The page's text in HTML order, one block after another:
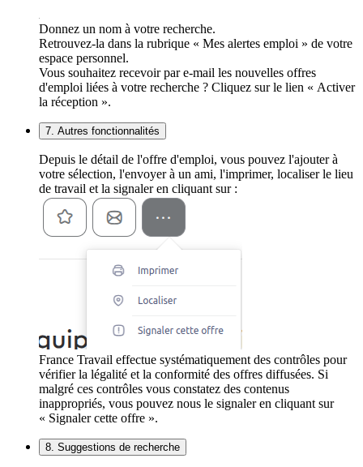
Donnez un nom à votre recherche.
Retrouvez-la dans la rubrique « Mes alertes emploi » de votre
espace personnel.
Vous souhaitez recevoir par e-mail les nouvelles offres
d'emploi liées à votre recherche ? Cliquez sur le lien « Activer
la réception ».
7. Autres fonctionnalités
Depuis le détail de l'offre d'emploi, vous pouvez l'ajouter à
votre sélection, l'envoyer à un ami, l'imprimer, localiser le lieu
de travail et la signaler en cliquant sur :
France Travail effectue systématiquement des contrôles pour
vérifier la légalité et la conformité des offres diffusées. Si
malgré ces contrôles vous constatez des contenus
inappropriés, vous pouvez nous le signaler en cliquant sur
« Signaler cette offre ».
8. Suggestions de recherche